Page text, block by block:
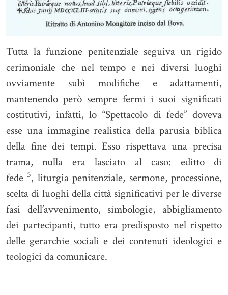
Tutta la funzione penitenziale seguiva un rigido
cerimoniale che nel tempo e nei diversi luoghi
ovviamente subì modifiche e adattamenti,
mantenendo però sempre fermi i suoi significati
costitutivi, infatti, lo “Spettacolo di fede” doveva
esse una immagine realistica della parusia biblica
della fine dei tempi. Esso rispettava una precisa
trama, nulla era lasciato al caso: editto di
fede 5, liturgia penitenziale, sermone, processione,
scelta di luoghi della città significativi per le diverse
fasi dell’avvenimento, simbologie, abbigliamento
dei partecipanti, tutto era predisposto nel rispetto
delle gerarchie sociali e dei contenuti ideologici e
teologici da comunicare.